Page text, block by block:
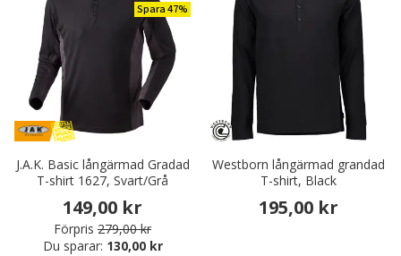
Spara 47%
J.A.K. Basic långärmad Gradad
T-shirt 1627, Svart/Grå
149,00 kr
Förpris 279,00 kr
Du sparar: 130,00 kr
Westborn långärmad grandad
T-shirt, Black
195,00 kr